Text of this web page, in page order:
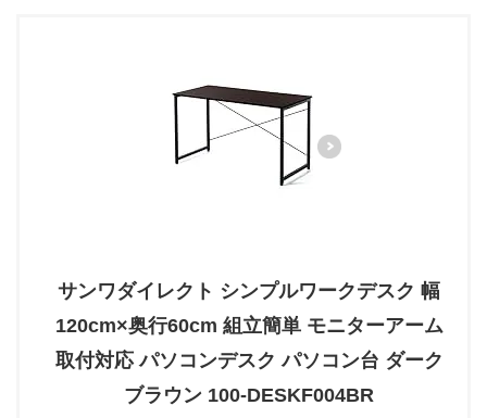
サンワダイレクト シンプルワークデスク 幅
120cm×奥行60cm 組立簡単 モニターアーム
取付対応 パソコンデスク パソコン台 ダーク
ブラウン 100-DESKF004BR